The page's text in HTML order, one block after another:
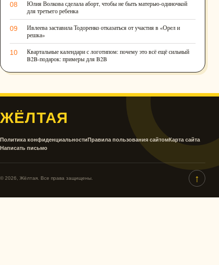
08
Юлия Волкова сделала аборт, чтобы не быть матерью-одиночкой
для третьего ребенка
09
Ивлеева заставила Тодоренко отказаться от участия в «Орел и
решка»
10
Квартальные календари с логотипом: почему это всё ещё сильный
B2B-подарок: примеры для B2B
ЖЁЛТАЯ
Политика конфиденциальностиПравила пользования сайтомКарта сайта
Написать письмо
© 2026, Жёлтая. Все права защищены. ↑